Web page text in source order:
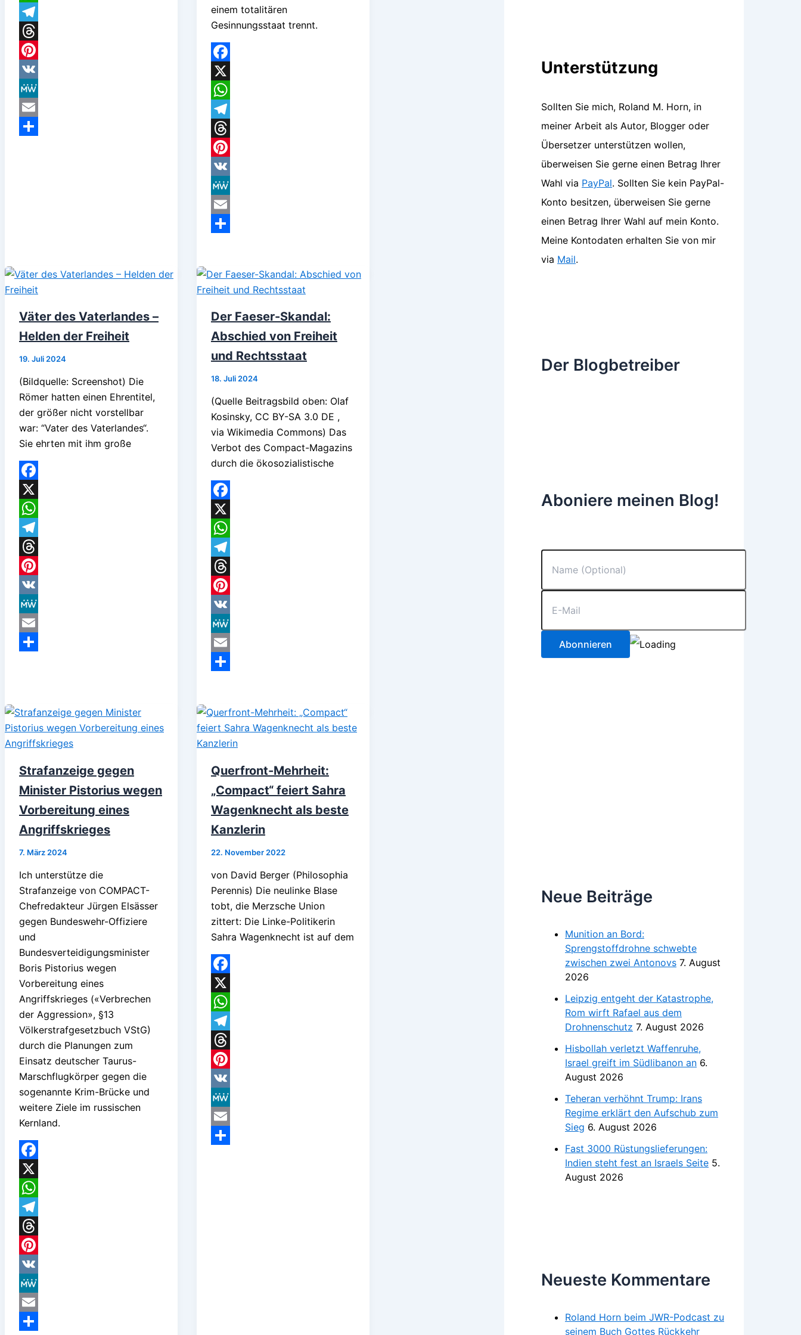
WhatsApp
Telegram
Threads
Pinterest
VK
MeWe
Email
einem totalitären
Gesinnungsstaat trennt.
Facebook
X
WhatsApp
Telegram
Threads
Pinterest
VK
MeWe
Email
Väter des Vaterlandes –
Helden der Freiheit
19. Juli 2024
(Bildquelle: Screenshot) Die
Römer hatten einen Ehrentitel,
der größer nicht vorstellbar
war: “Vater des Vaterlandes“.
Sie ehrten mit ihm große
Facebook
X
WhatsApp
Telegram
Threads
Pinterest
VK
MeWe
Email
Der Faeser-Skandal:
Abschied von Freiheit
und Rechtsstaat
18. Juli 2024
(Quelle Beitragsbild oben: Olaf
Kosinsky, CC BY-SA 3.0 DE ,
via Wikimedia Commons) Das
Verbot des Compact-Magazins
durch die ökosozialistische
Facebook
X
WhatsApp
Telegram
Threads
Pinterest
VK
MeWe
Email
Strafanzeige gegen
Minister Pistorius wegen
Vorbereitung eines
Angriffskrieges
7. März 2024
Ich unterstütze die
Strafanzeige von COMPACT-
Chefredakteur Jürgen Elsässer
gegen Bundeswehr-Offiziere
und
Bundesverteidigungsminister
Boris Pistorius wegen
Vorbereitung eines
Angriffskrieges («Verbrechen
der Aggression», §13
Völkerstrafgesetzbuch VStG)
durch die Planungen zum
Einsatz deutscher Taurus-
Marschflugkörper gegen die
sogenannte Krim-Brücke und
weitere Ziele im russischen
Kernland.
Facebook
X
WhatsApp
Telegram
Threads
Pinterest
VK
MeWe
Email
Querfront-Mehrheit:
„Compact“ feiert Sahra
Wagenknecht als beste
Kanzlerin
22. November 2022
von David Berger (Philosophia
Perennis) Die neulinke Blase
tobt, die Merzsche Union
zittert: Die Linke-Politikerin
Sahra Wagenknecht ist auf dem
Facebook
X
WhatsApp
Telegram
Threads
Pinterest
VK
MeWe
Email
Unterstützung
Sollten Sie mich, Roland M. Horn, in
meiner Arbeit als Autor, Blogger oder
Übersetzer unterstützen wollen,
überweisen Sie gerne einen Betrag Ihrer
Wahl via PayPal. Sollten Sie kein PayPal-
Konto besitzen, überweisen Sie gerne
einen Betrag Ihrer Wahl auf mein Konto.
Meine Kontodaten erhalten Sie von mir
via Mail.
Der Blogbetreiber
Aboniere meinen Blog!
Neue Beiträge
Munition an Bord:
Sprengstoffdrohne schwebte
zwischen zwei Antonovs 7. August
2026
Leipzig entgeht der Katastrophe,
Rom wirft Rafael aus dem
Drohnenschutz 7. August 2026
Hisbollah verletzt Waffenruhe,
Israel greift im Südlibanon an 6.
August 2026
Teheran verhöhnt Trump: Irans
Regime erklärt den Aufschub zum
Sieg 6. August 2026
Fast 3000 Rüstungslieferungen:
Indien steht fest an Israels Seite 5.
August 2026
Neueste Kommentare
Roland Horn beim JWR-Podcast zu
seinem Buch Gottes Rückkehr